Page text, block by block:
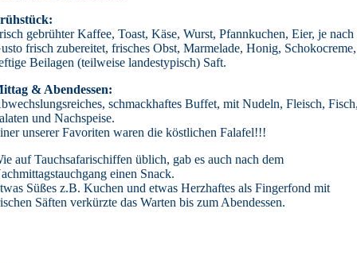
gebrühter Kaffee, Toast, Käse, Wurst, Pfannkuchen, Eier, je nach
frisch zubereitet, frisches Obst, Marmelade, Honig, Schokocreme,
Beilagen (teilweise landestypisch) Saft.
& Abendessen:
schmackhaftes Buffet, mit Nudeln, Fleisch,
und Nachspeise.
unserer Favoriten waren die köstlichen Falafel!!!
auf Tauchsafarischiffen üblich, gab es auch nach dem
einen Snack.
Süßes z.B. Kuchen und etwas Herzhaftes als Fingerfond mit
Säften verkürzte das Warten bis zum Abendessen.